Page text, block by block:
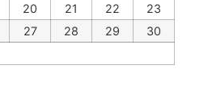
20 21 22
23
27 28 29
30